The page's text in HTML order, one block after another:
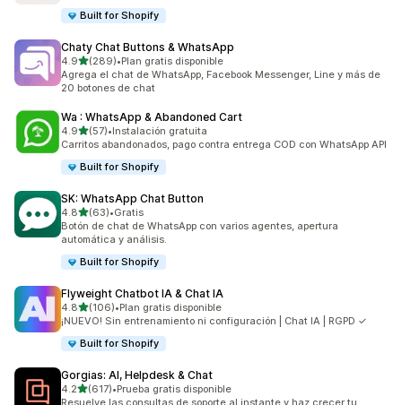
Built for Shopify
Chaty Chat Buttons & WhatsApp
4.9de 5 estrellas
(289)
289 reseñas en total
•Plan gratis disponible
Agrega el chat de WhatsApp, Facebook Messenger, Line y más de
20 botones de chat
Wa : WhatsApp & Abandoned Cart
4.9de 5 estrellas
(57)
57 reseñas en total
•Instalación gratuita
Carritos abandonados, pago contra entrega COD con WhatsApp API
Built for Shopify
SK: WhatsApp Chat Button
4.8de 5 estrellas
(63)
63 reseñas en total
•Gratis
Botón de chat de WhatsApp con varios agentes, apertura
automática y análisis.
Built for Shopify
Flyweight Chatbot IA & Chat IA
4.8de 5 estrellas
(106)
106 reseñas en total
•Plan gratis disponible
¡NUEVO! Sin entrenamiento ni configuración | Chat IA | RGPD ✓
Built for Shopify
Gorgias: AI, Helpdesk & Chat
4.2de 5 estrellas
(617)
617 reseñas en total
•Prueba gratis disponible
Resuelve las consultas de soporte al instante y haz crecer tu